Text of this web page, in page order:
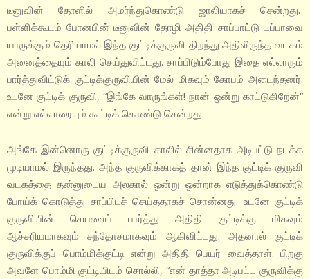
டீனுவின் தோளில் அமர்ந்துகொண்டு ஜாலியாகச் சென்றது.
பள்ளிக்கூடம் போனபின் டீனுவின் தோழி அதிதி சாப்பாட்டு டப்பாவை
யாருக்கும் தெரியாமல் இந்த குட்டிக்குருவி திறந்து அதிலிருந்த வடகம்
அனைத்தையும் காலி செய்துவிட்டது. சாப்பிடும்போது இதை எல்லாரும்
பார்த்துவிட்டுக் குட்டிக்குருவியின் மேல் மிகவும் கோபம் அடைந்தனர்.
உடனே குட்டிக் குருவி, “இங்கே வாருங்கள்! நான் ஒன்று காட்டுகிறேன்”
என்று எல்லாரையும் கூட்டிக் கொண்டு சென்றது.
அங்கே இன்னொரு குட்டிக்குருவி காலில் சின்னதாக அடிபட்டு நடக்க
முடியாமல் இருந்தது. அந்த குருவிக்காகத் தான் இந்த குட்டிக் குருவி
வடகத்தை தன்னுடைய அலகால் ஒன்று ஒன்றாக எடுத்துக்கொண்டு
போய்க் கொடுத்து சாப்பிடச் செய்ததாகச் சொன்னது. உடனே குட்டிக்
குருவியின் செயலைப் பார்த்து அதிதி குட்டிக்கு மிகவும்
ஆச்சரியமாகவும் சந்தோசமாகவும் ஆகிவிட்டது. அதனால் குட்டிக்
குருவிக்குப் பொம்மிக்குட்டி என்று அதிதி பெயர் வைத்தாள். பிறகு
அவளே பொம்மி குட்டியிடம் சொல்லி, “என் தாத்தா அடிபட்ட குருவிக்கு